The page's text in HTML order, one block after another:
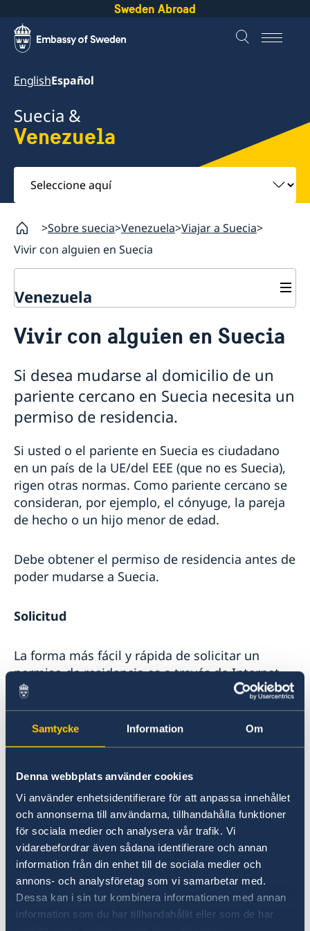
Samtycke Information Om
Denna webbplats använder cookies
Vi använder enhetsidentifierare för att anpassa innehållet
och annonserna till användarna, tillhandahålla funktioner
för sociala medier och analysera vår trafik. Vi
vidarebefordrar även sådana identifierare och annan
information från din enhet till de sociala medier och
annons- och analysföretag som vi samarbetar med.
Dessa kan i sin tur kombinera informationen med annan
information som du har tillhandahållit eller som de har
Sweden Abroad
EnglishEspañol
Suecia &
Venezuela
Seleccione
aquí
Sobre suecia Venezuela Viajar a Suecia
Vivir con alguien en Suecia
Venezuela
Procesamiento de datos personales
Estudiar en Suecia
¿Por qué estudiar en Suecia?
Vivir con alguien en Suecia
Visitar Suecia
Información para ciudadanos que requieren visa
Estadía superior a 90 días
Vivir con alguien en Suecia
Si desea mudarse al domicilio de un
pariente cercano en Suecia necesita un
permiso de residencia.
Si usted o el pariente en Suecia es ciudadano
en un país de la UE/del EEE (que no es Suecia),
rigen otras normas. Como pariente cercano se
consideran, por ejemplo, el cónyuge, la pareja
de hecho o un hijo menor de edad.
Debe obtener el permiso de residencia antes de
poder mudarse a Suecia.
Solicitud
La forma más fácil y rápida de solicitar un
permiso de residencia es a través de Internet.
Las solicitudes electrónicas se envían
directamente a la Dirección General de
Migraciones de Suecia (Migrationsverket).
Dirección General de Migraciones de Suecia
(Migrationsverket)
Si tiene alguna duda o pregunta más sobre el
permiso de residencia o la documentación
debe dirigirse directamente a la Dirección
General de Migraciones en Suecia, ya que, esta
es la entidad encargada de gestionar en su